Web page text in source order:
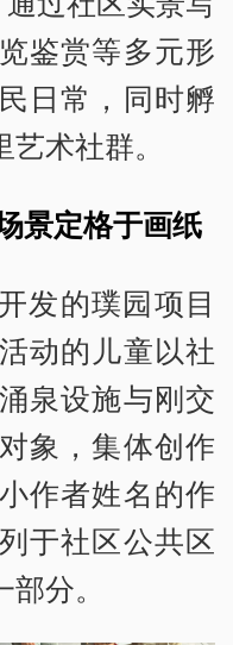
鉴赏等多元形
日常，同时孵
术社群。
景定格于画纸
发的璞园项目
动的儿童以社
泉设施与刚交
象，集体创作
作者姓名的作
于社区公共区
分。